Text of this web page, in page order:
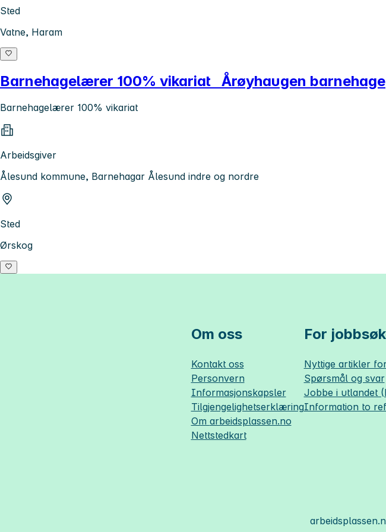
Sted
Vatne, Haram
Barnehagelærer 100% vikariat Årøyhaugen barnehage
Barnehagelærer 100% vikariat
Arbeidsgiver
Ålesund kommune, Barnehagar Ålesund indre og nordre
Sted
Ørskog
Om oss
Kontakt oss
Personvern
Informasjonskapsler
Tilgjengelighetserklæring
Om arbeidsplassen.no
Nettstedkart
For
Nyttige artikler
Spørsmål og svar
Jobbe i utlandet
Information to